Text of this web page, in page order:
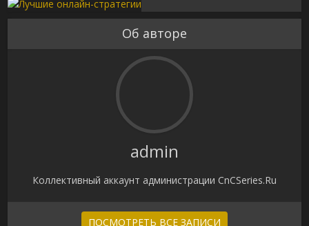
Об авторе
admin
Коллективный аккаунт администрации CnCSeries.Ru
ПОСМОТРЕТЬ ВСЕ ЗАПИСИ